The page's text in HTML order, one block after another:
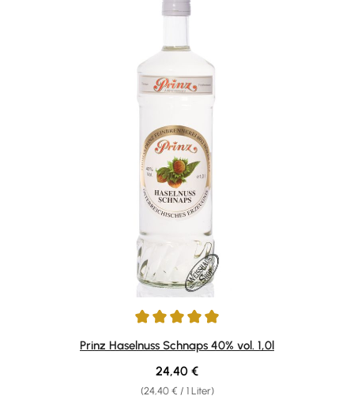
Durchschnittliche Bewertung von 4.89 von 5 Sternen
Prinz Haselnuss Schnaps 40% vol. 1,0l
(24,40 € / 1 Liter)
Regulärer Preis:
24,40 €